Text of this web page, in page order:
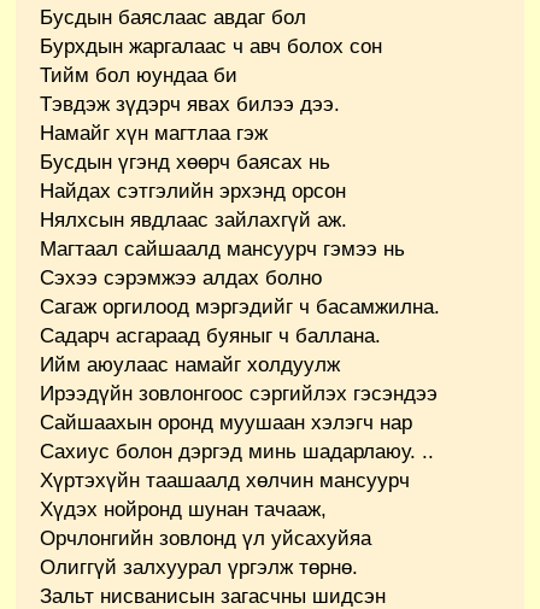
Бусдын баяслаас авдаг бол
Бурхдын жаргалаас ч авч болох сон
Тийм бол юундаа би
Тэвдэж зүдэрч явах билээ дээ.
Намайг хүн магтлаа гэж
Бусдын үгэнд хөөрч баясах нь
Найдах сэтгэлийн эрхэнд орсон
Нялхсын явдлаас зайлахгүй аж.
Магтаал сайшаалд мансуурч гэмээ нь
Сэхээ сэрэмжээ алдах болно
Сагаж оргилоод мэргэдийг ч басамжилна.
Садарч асгараад буяныг ч баллана.
Ийм аюулаас намайг холдуулж
Ирээдүйн зовлонгоос сэргийлэх гэсэндээ
Сайшаахын оронд муушаан хэлэгч нар
Сахиус болон дэргэд минь шадарлаюу. ..
Хүртэхүйн таашаалд хөлчин мансуурч
Хүдэх нойронд шунан тачааж,
Орчлонгийн зовлонд үл уйсахуйяа
Олиггүй залхуурал үргэлж төрнө.
Зальт нисванисын загасчны шидсэн